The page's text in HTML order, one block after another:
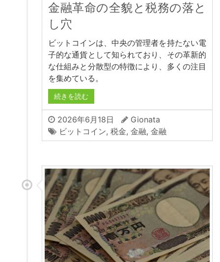
金融革命の全貌と税務の落と
し穴
ビットコインは、中央の管理者を持たない電
子的な通貨として知られており、その革新的
な仕組みと分散型の特徴により、多くの注目
を集めている。
続きを読む
2026年6月18日
Gionata
ビットコイン, 税金, 金融, 金融